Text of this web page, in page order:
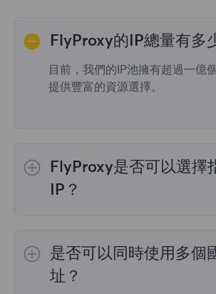
FlyProxy的IP總量有多
目前，我們的IP池擁有超過一億
提供豐富的資源選擇。
FlyProxy是否可以選擇
IP？
的代理選擇； 靜態住宅代理提供
理，購買時您可以選擇所需的國
是否可以同時使用多個
址？